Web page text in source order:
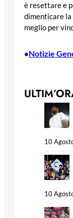
è resettare e
dimenticare
meglio per
•Notizie
10
10